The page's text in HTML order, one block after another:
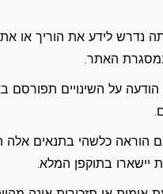
אתה נדרש לידע את הוריך או את
האתר.
הודעה על השינויים תפורסם
הוראה כלשהי בתנאים אלה
יישארו בתוקפן המלא.